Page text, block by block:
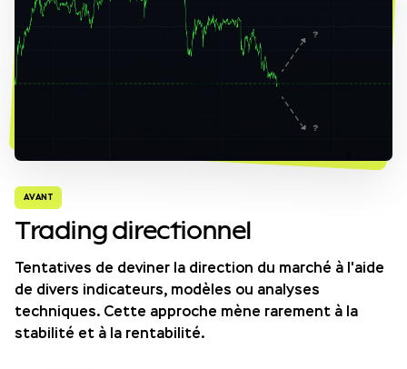
AVANT
Trading directionnel
Tentatives de deviner la direction du marché à l'aide
de divers indicateurs, modèles ou analyses
techniques. Cette approche mène rarement à la
stabilité et à la rentabilité.